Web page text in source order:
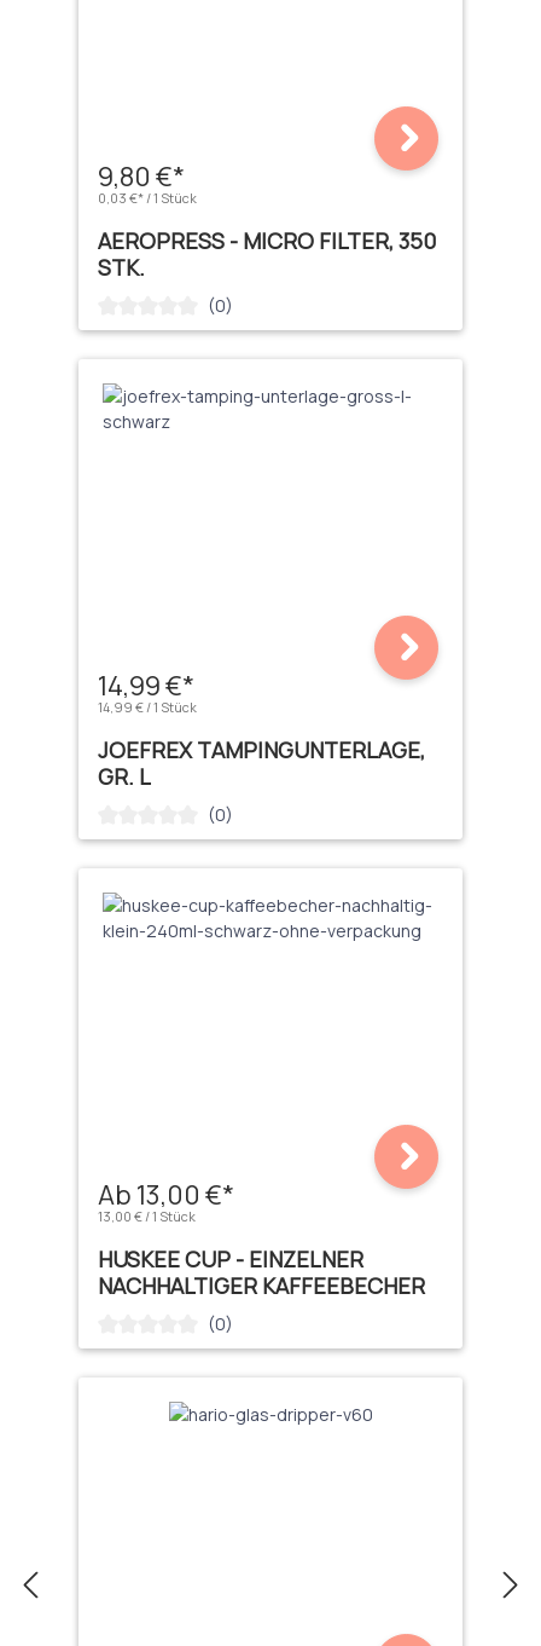
9,80 €*
0,03 €* / 1 Stück
AEROPRESS - MICRO FILTER, 350
STK.
Durchschnittliche Bewertung von 0 von 5 Sternen
(0)
14,99 €*
14,99 € / 1 Stück
JOEFREX TAMPINGUNTERLAGE,
GR. L
Durchschnittliche Bewertung von 0 von 5 Sternen
(0)
Ab 13,00 €*
13,00 € / 1 Stück
HUSKEE CUP - EINZELNER
NACHHALTIGER KAFFEEBECHER
Durchschnittliche Bewertung von 0 von 5 Sternen
(0)